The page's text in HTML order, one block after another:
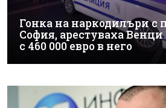
Гонка на наркодилъри с
София, арестуваха
с 460 000 евро в него